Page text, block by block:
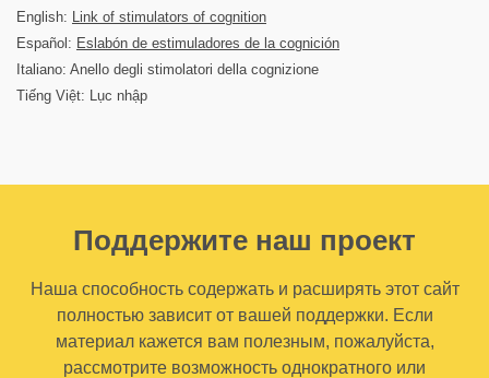
English: Link of stimulators of cognition
Español: Eslabón de estimuladores de la cognición
Italiano: Anello degli stimolatori della cognizione
Tiếng Việt: Lục nhập
Поддержите наш проект
Наша способность содержать и расширять этот сайт
полностью зависит от вашей поддержки. Если
материал кажется вам полезным, пожалуйста,
рассмотрите возможность однократного или